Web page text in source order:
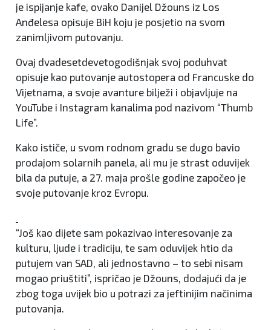
je ispijanje kafe, ovako Danijel Džouns iz Los
Anđelesa opisuje BiH koju je posjetio na svom
zanimljivom putovanju.
Ovaj dvadesetdevetogodišnjak svoj poduhvat
opisuje kao putovanje autostopera od Francuske do
Vijetnama, a svoje avanture bilježi i objavljuje na
YouTube i Instagram kanalima pod nazivom “Thumb
Life”.
Kako ističe, u svom rodnom gradu se dugo bavio
prodajom solarnih panela, ali mu je strast oduvijek
bila da putuje, a 27. maja prošle godine započeo je
svoje putovanje kroz Evropu.
“Još kao dijete sam pokazivao interesovanje za
kulturu, ljude i tradiciju, te sam oduvijek htio da
putujem van SAD, ali jednostavno – to sebi nisam
mogao priuštiti”, ispričao je Džouns, dodajući da je
zbog toga uvijek bio u potrazi za jeftinijim načinima
putovanja.